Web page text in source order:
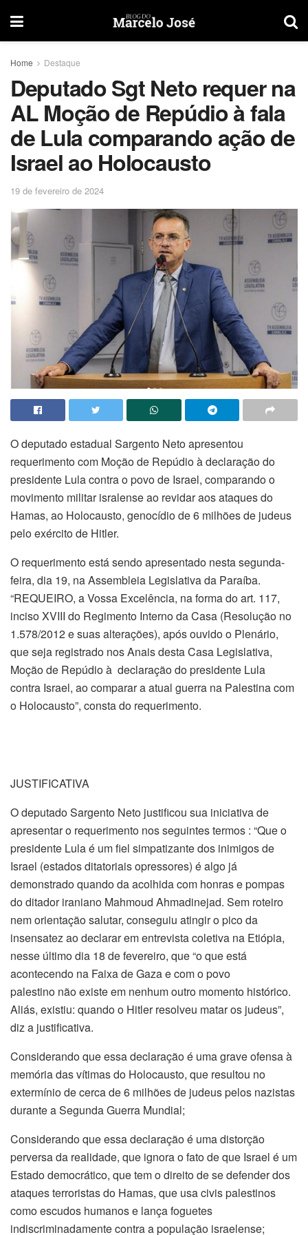
Home Destaque
Deputado Sgt Neto requer na
AL Moção de Repúdio à fala
de Lula comparando ação de
Israel ao Holocausto
19 de fevereiro de 2024
O deputado estadual Sargento Neto apresentou
requerimento com Moção de Repúdio à declaração do
presidente Lula contra o povo de Israel, comparando o
movimento militar isralense ao revidar aos ataques do
Hamas, ao Holocausto, genocídio de 6 milhões de judeus
pelo exército de Hitler.
O requerimento está sendo apresentado nesta segunda-
feira, dia 19, na Assembleia Legislativa da Paraíba.
“REQUEIRO, a Vossa Excelência, na forma do art. 117,
inciso XVIII do Regimento Interno da Casa (Resolução no
1.578/2012 e suas alterações), após ouvido o Plenário,
que seja registrado nos Anais desta Casa Legislativa,
Moção de Repúdio à declaração do presidente Lula
contra Israel, ao comparar a atual guerra na Palestina com
o Holocausto”, consta do requerimento.
JUSTIFICATIVA
O deputado Sargento Neto justificou sua iniciativa de
apresentar o requerimento nos seguintes termos : “Que o
presidente Lula é um fiel simpatizante dos inimigos de
Israel (estados ditatoriais opressores) é algo já
demonstrado quando da acolhida com honras e pompas
do ditador iraniano Mahmoud Ahmadinejad. Sem roteiro
nem orientação salutar, conseguiu atingir o pico da
insensatez ao declarar em entrevista coletiva na Etiópia,
nesse último dia 18 de fevereiro, que “o que está
acontecendo na Faixa de Gaza e com o povo
palestino não existe em nenhum outro momento histórico.
Aliás, existiu: quando o Hitler resolveu matar os judeus”,
diz a justificativa.
Considerando que essa declaração é uma grave ofensa à
memória das vítimas do Holocausto, que resultou no
extermínio de cerca de 6 milhões de judeus pelos nazistas
durante a Segunda Guerra Mundial;
Considerando que essa declaração é uma distorção
perversa da realidade, que ignora o fato de que Israel é um
Estado democrático, que tem o direito de se defender dos
ataques terroristas do Hamas, que usa civis palestinos
como escudos humanos e lança foguetes
indiscriminadamente contra a população israelense;